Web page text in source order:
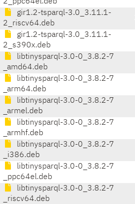
2_ppc64el.deb
gir1.2-tsparql-3.0_3.11.1-
2_riscv64.deb
gir1.2-tsparql-3.0_3.11.1-
2_s390x.deb
libtinysparql-3.0-0_3.8.2-7
_amd64.deb
libtinysparql-3.0-0_3.8.2-7
_arm64.deb
libtinysparql-3.0-0_3.8.2-7
_armel.deb
libtinysparql-3.0-0_3.8.2-7
_armhf.deb
libtinysparql-3.0-0_3.8.2-7
_i386.deb
libtinysparql-3.0-0_3.8.2-7
_ppc64el.deb
libtinysparql-3.0-0_3.8.2-7
_riscv64.deb